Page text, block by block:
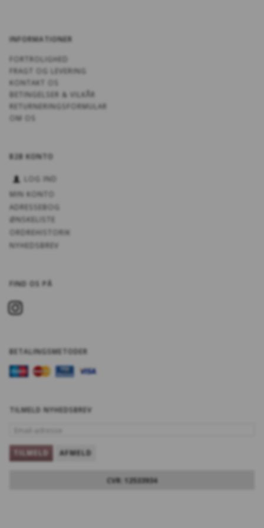
INFORMATIONER
FORTROLIGHED
FRAGT OG LEVERING
KONTAKT OS
BETINGELSER & VILKÅR
RETURNERINGSFORMULAR
OM OS
B2B KONTO
LOG IND
MIN KONTO
ADRESSEBOG
ØNSKELISTE
ORDREHISTORIK
NYHEDSBREV
FIND OS PÅ
BETALINGSMETODER
TILMELD NYHEDSBREV
TILMELD AFMELD
CVR: 12533934